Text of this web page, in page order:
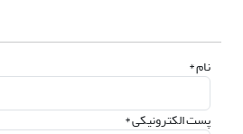
نام *
پست الکترونیکی *